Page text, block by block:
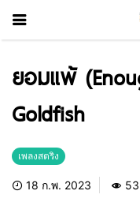
ยอมแพ้
Goldfish
เพลงสตริง
18 ก.พ. 2023